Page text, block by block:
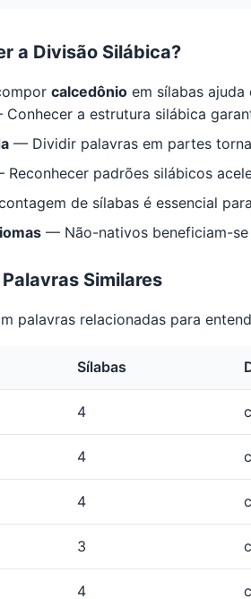
a Divisão Silábica?
calcedônio em sílabas ajuda
a estrutura silábica
— Dividir palavras em partes
padrões silábicos
de sílabas é essencial
— Não-nativos beneficiam-
Similares
palavras relacionadas para
Sílabas
4
4
4
3
4